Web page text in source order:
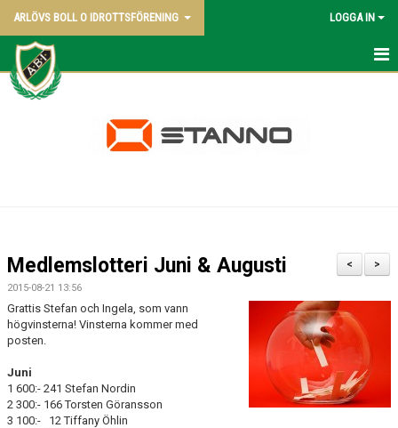
ARLÖVS BOLL O IDROTTSFÖRENING LOGGA IN
NYHETER
POLICY
KONTAKT SAMT KANSLI UPPGIFTER
SABIK
>
<
Medlemslotteri Juni & Augusti
2015-08-21 13:56
Grattis Stefan och Ingela, som vann
högvinsterna! Vinsterna kommer med
posten.
Juni
1 600:- 241 Stefan Nordin
2 300:- 166 Torsten Göransson
3 100:- 12 Tiffany Öhlin